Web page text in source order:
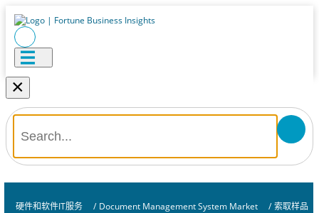
×
硬件和软件IT服务 / Document Management System Market / 索取样品